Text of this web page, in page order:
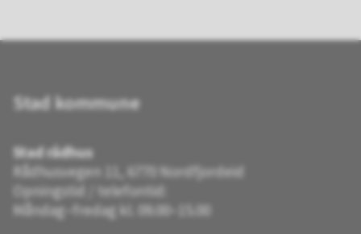
Stad kommune
Stad rådhus
Rådhusvegen 11, 6770 Nordfjordeid
Opningstid / telefontid:
Måndag–fredag kl. 09.00–15.00